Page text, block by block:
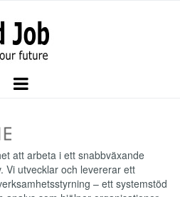
att arbeta i ett snabbväxande
Vi utvecklar och levererar ett
– ett systemstöd